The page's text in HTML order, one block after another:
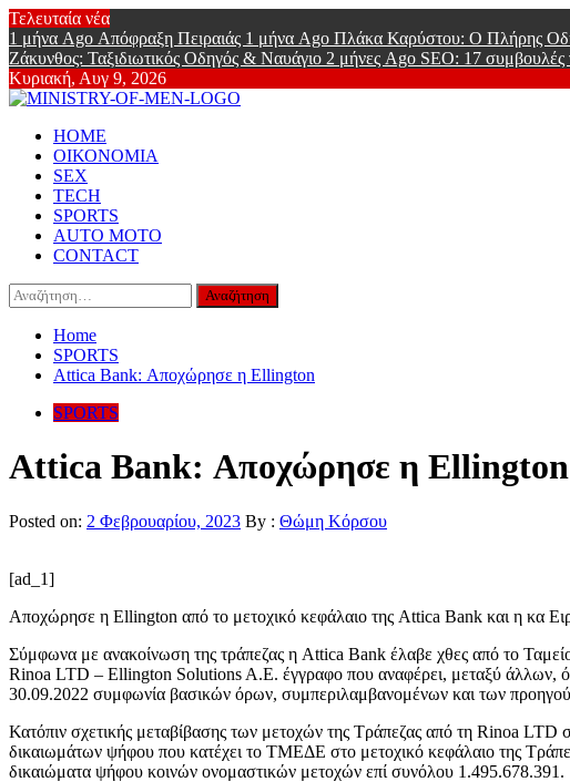
Skip
to
content
Τελευταία νέα
1 μήνα Ago Απόφραξη Πειραιάς 1 μήνα Ago Πλάκα Καρύστου: Ο Πλήρης
Ζάκυνθος: Ταξιδιωτικός Οδηγός & Ναυάγιο 2 μήνες Ago SEO: 17 συμβουλές
Κυριακή, Αυγ 9, 2026
Online Lifestyle περιοδικό για Aνδρες
Primary
Menu
HOME
ΟΙΚΟΝΟΜΙΑ
SEX
TECH
SPORTS
AUTO MOTO
CONTACT
Αναζήτηση
για:
Home
SPORTS
Attica Bank: Αποχώρησε η Ellington
SPORTS
Attica Bank: Αποχώρησε η Ellington
Posted on: 2 Φεβρουαρίου, 2023 By : Θώμη Κόρσου
[ad_1]
Αποχώρησε η Ellington από το μετοχικό κεφάλαιο της Attica Bank και η κα
Σύμφωνα με ανακοίνωση της τράπεζας η Attica Bank έλαβε χθες από το
Rinoa LTD – Ellington Solutions A.E. έγγραφο που αναφέρει, μεταξύ άλλων,
30.09.2022 συμφωνία βασικών όρων, συμπεριλαμβανομένων και των
Κατόπιν σχετικής μεταβίβασης των μετοχών της Τράπεζας από τη Rinoa
δικαιωμάτων ψήφου που κατέχει το ΤΜΕΔΕ στο μετοχικό κεφάλαιο της
δικαιώματα ψήφου κοινών ονομαστικών μετοχών επί συνόλου 1.495.678.391.